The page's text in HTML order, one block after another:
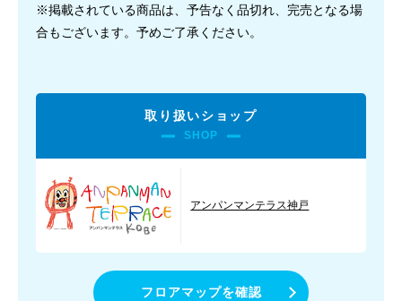
※掲載されている商品は、予告なく品切れ、 完売となる場
合もございます。予めご了承ください。
取り扱いショップ
SHOP
アンパンマンテラス神戸
フロアマップを確認